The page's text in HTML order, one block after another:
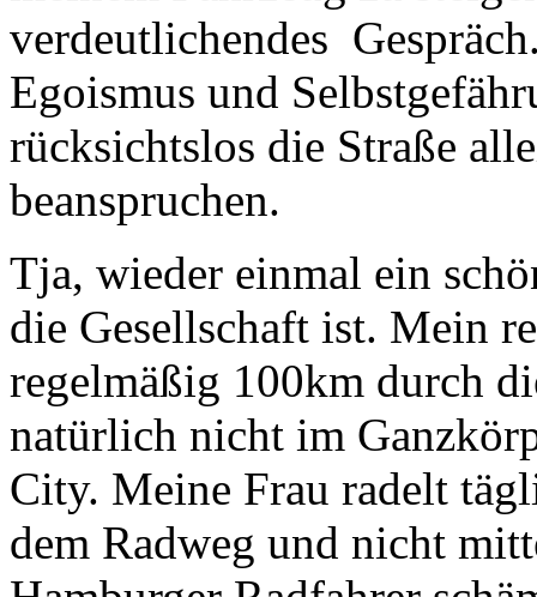
verdeutlichendes
Egoismus und
rücksichtslos die Straße
beanspruchen.
Tja, wieder einmal ein
die Gesellschaft ist. Mein
regelmäßig 100km durch
natürlich nicht im
City. Meine Frau radelt
dem Radweg und nicht